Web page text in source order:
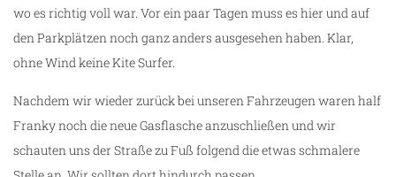
wo es richtig voll war. Vor ein paar Tagen muss es hier und auf
den Parkplätzen noch ganz anders ausgesehen haben. Klar,
ohne Wind keine Kite Surfer.
Nachdem wir wieder zurück bei unseren Fahrzeugen waren half
Franky noch die neue Gasflasche anzuschließen und wir
schauten uns der Straße zu Fuß folgend die etwas schmalere